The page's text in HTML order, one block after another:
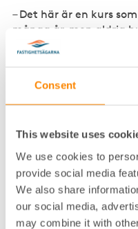
Consent
This website uses
We use cookies to
provide social media
We also share
our social media,
may combine it with
– Det här är en kurs
många år, men aldrig
fördjupande
investeringskalkyler
Hon beskriver kursen
inspirerande.
– Den var jättebra och
mig ett par gånger kan
mig mycket från
med mig är den
För Petra var inte